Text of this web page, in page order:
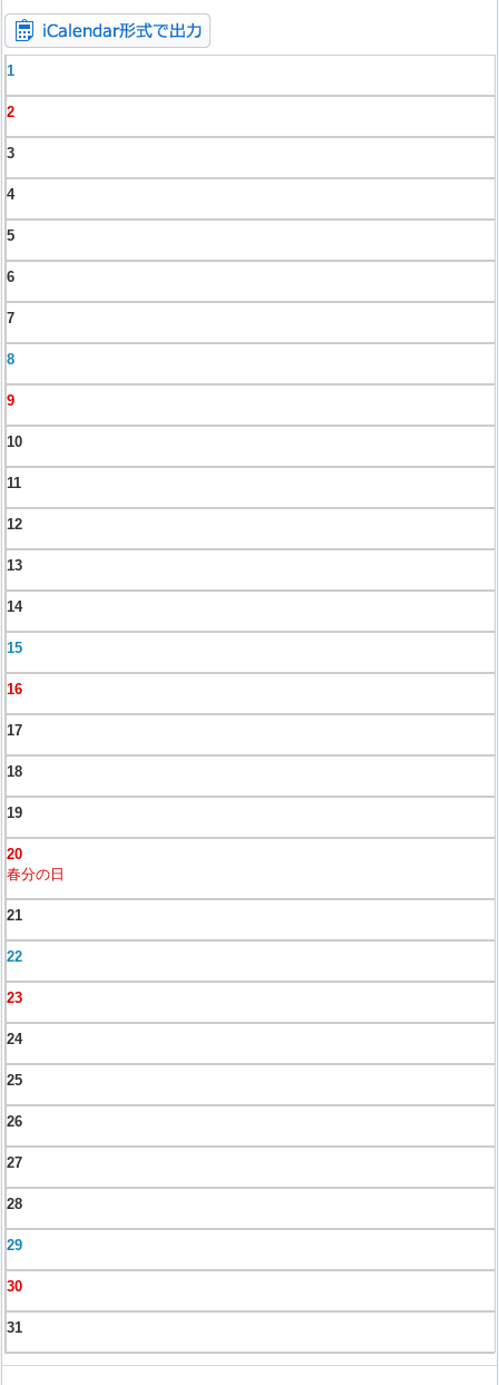
1
2
3
4
5
6
7
8
9
10
11
12
13
14
15
16
17
18
19
20
春分の日
21
22
23
24
25
26
27
28
29
30
31